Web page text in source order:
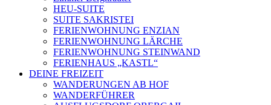
HEU-SUITE
SUITE SAKRISTEI
FERIENWOHNUNG ENZIAN
FERIENWOHNUNG LÄRCHE
FERIENWOHNUNG STEINWAND
FERIENHAUS „KASTL“
DEINE FREIZEIT
WANDERUNGEN AB HOF
WANDERFÜHRER